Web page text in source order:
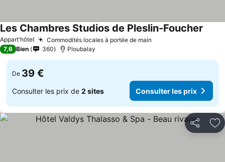
Appart'hôtel Commodités locales à portée de main
Les Chambres Studios de Pleslin-Foucher
7,6 Bien 360 Ploubalay
De 39 €
Consulter les prix de 2 sites Consulter les prix
Partager